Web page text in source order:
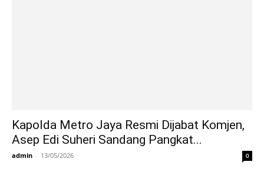
Kapolda Metro Jaya Resmi Dijabat Komjen,
Asep Edi Suheri Sandang Pangkat...
admin - 13/05/2026 0